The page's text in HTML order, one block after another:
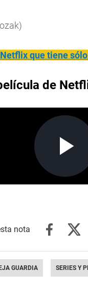
que tiene
de
GUARDIA SERIES Y